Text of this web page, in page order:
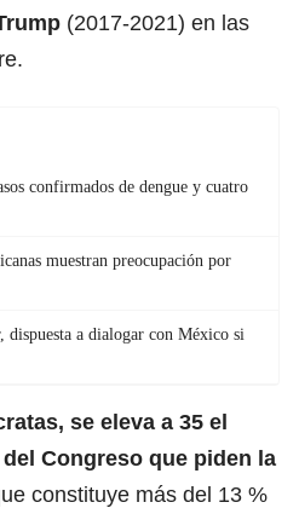
(2017-2021) en las
confirmados de dengue y cuatro
muestran preocupación por
dispuesta a dialogar con México si
se eleva a 35 el
Congreso que piden la
constituye más del 13 %